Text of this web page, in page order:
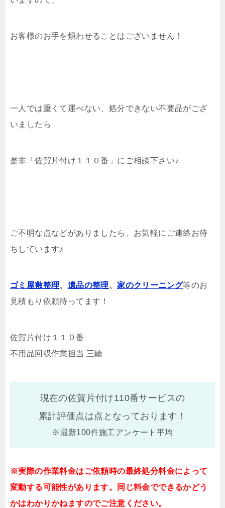
お客様のお手を煩わせることはございません！
一人では重くて運べない、処分できない不要品がござ
いましたら
是非「佐賀片付け１１０番」にご相談下さい♪
ご不明な点などがありましたら、お気軽にご連絡お待
ちしています♪
ゴミ屋敷整理、 遺品の整理、家のクリーニング等のお
見積もり依頼待ってます！
佐賀片付け１１０番
不用品回収作業担当 三輪
現在の佐賀片付け110番サービスの
累計評価点は点となっております！
※最新100件施工アンケート平均
※実際の作業料金はご依頼時の最終処分料金によって
変動する可能性があります。同じ料金でできるかどう
かはわかりかねますのでご注意ください。